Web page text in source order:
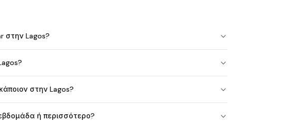
στην Lagos?
στην Lagos?
ή περισσότερο?